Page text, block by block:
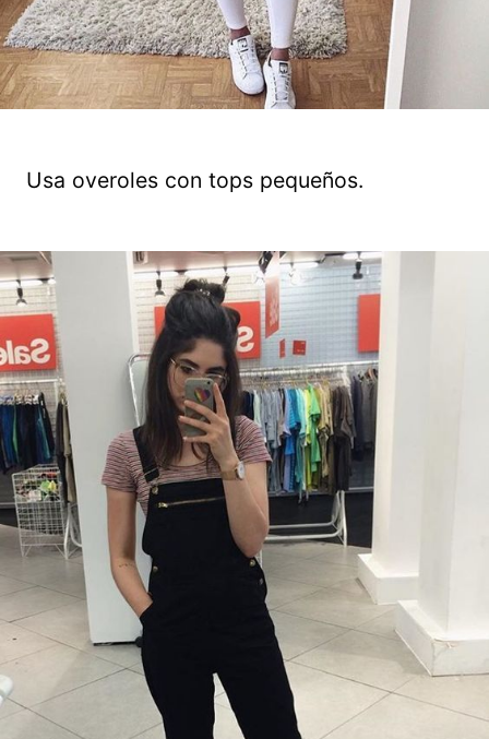
Usa overoles con tops pequeños.